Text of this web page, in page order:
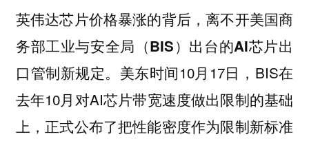
英伟达芯片价格暴涨的背后，离不开美国商
务部工业与安全局（BIS）出台的AI芯片出
口管制新规定。 美东时间10月17日，BIS在
去年10月对AI芯片带宽速度做出限制的基础
上，正式公布了把性能密度作为限制新标准